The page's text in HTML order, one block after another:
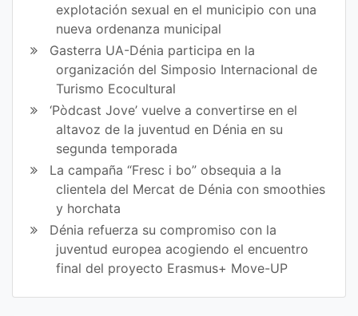
explotación sexual en el municipio con una
nueva ordenanza municipal
Gasterra UA-Dénia participa en la
organización del Simposio Internacional de
Turismo Ecocultural
‘Pòdcast Jove’ vuelve a convertirse en el
altavoz de la juventud en Dénia en su
segunda temporada
La campaña “Fresc i bo” obsequia a la
clientela del Mercat de Dénia con smoothies
y horchata
Dénia refuerza su compromiso con la
juventud europea acogiendo el encuentro
final del proyecto Erasmus+ Move-UP